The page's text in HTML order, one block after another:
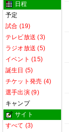
日程
予定
試合 (19)
テレビ放送 (3)
ラジオ放送 (5)
イベント (15)
誕生日 (5)
チケット発売 (4)
選手出演 (9)
キャンプ
サイト
すべて (3)